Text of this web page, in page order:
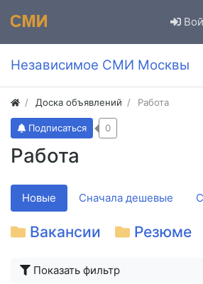
Независимое СМИ Москвы
Доска объявлений Работа
Работа
Подписаться 0
Новые Сначала дешевые
Вакансии Резюме
Показать фильтр